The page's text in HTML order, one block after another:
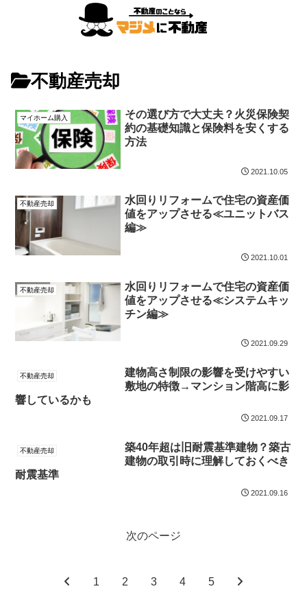
不動産売却
マイホーム購入
その選び方で大丈夫？火災保険契
約の基礎知識と保険料を安くする
方法
2021.10.05
不動産売却
水回りリフォームで住宅の資産価
値をアップさせる≪ユニットバス
編≫
2021.10.01
不動産売却
水回りリフォームで住宅の資産価
値をアップさせる≪システムキッ
チン編≫
2021.09.29
不動産売却
建物高さ制限の影響を受けやすい
敷地の特徴→マンション階高に影
響しているかも
2021.09.17
不動産売却
築40年超は旧耐震基準建物？築古
建物の取引時に理解しておくべき
耐震基準
2021.09.16
次のページ
1 2 3 4 5